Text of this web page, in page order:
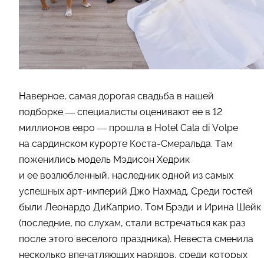
Наверное, самая дорогая свадьба в нашей
подборке — специалисты оценивают ее в 12
миллионов евро — прошла в Hotel Cala di Volpe
на сардинском курорте Коста-Смеральда. Там
поженились модель Мэдисон Хедрик
и ее возлюбленный, наследник одной из самых
успешных арт-империй Джо Нахмад. Среди гостей
были Леонардо ДиКаприо, Том Брэди и Ирина Шейк
(последние, по слухам, стали встречаться как раз
после этого веселого праздника). Невеста сменила
несколько впечатляющих нарядов, среди которых